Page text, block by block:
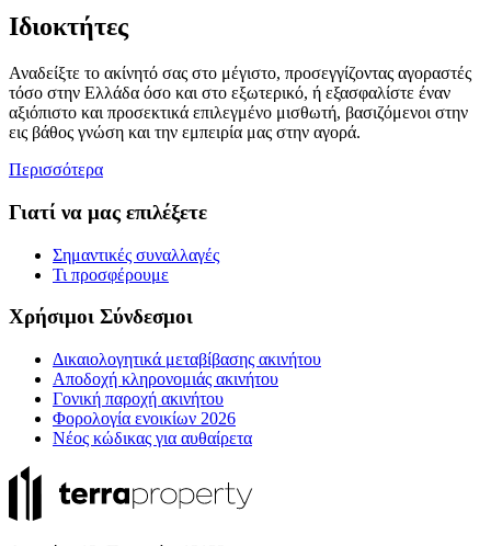
Ιδιοκτήτες
Αναδείξτε το ακίνητό σας στο μέγιστο, προσεγγίζοντας αγοραστές
τόσο στην Ελλάδα όσο και στο εξωτερικό, ή εξασφαλίστε έναν
αξιόπιστο και προσεκτικά επιλεγμένο μισθωτή, βασιζόμενοι στην
εις βάθος γνώση και την εμπειρία μας στην αγορά.
Περισσότερα
Γιατί να μας επιλέξετε
Σημαντικές συναλλαγές
Τι προσφέρουμε
Χρήσιμοι Σύνδεσμοι
Δικαιολογητικά μεταβίβασης ακινήτου
Αποδοχή κληρονομιάς ακινήτου
Γονική παροχή ακινήτου
Φορολογία ενοικίων 2026
Νέος κώδικας για αυθαίρετα